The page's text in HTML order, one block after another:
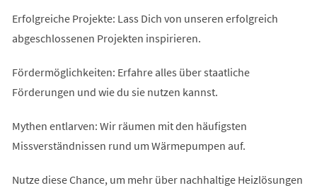
Erfolgreiche Projekte: Lass Dich von unseren erfolgreich
abgeschlossenen Projekten inspirieren.
Fördermöglichkeiten: Erfahre alles über staatliche
Förderungen und wie du sie nutzen kannst.
Mythen entlarven: Wir räumen mit den häufigsten
Missverständnissen rund um Wärmepumpen auf.
Nutze diese Chance, um mehr über nachhaltige Heizlösungen